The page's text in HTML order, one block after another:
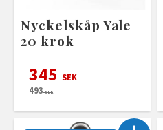
Nyckelskåp Yale
20 krok
345 SEK
493SEK